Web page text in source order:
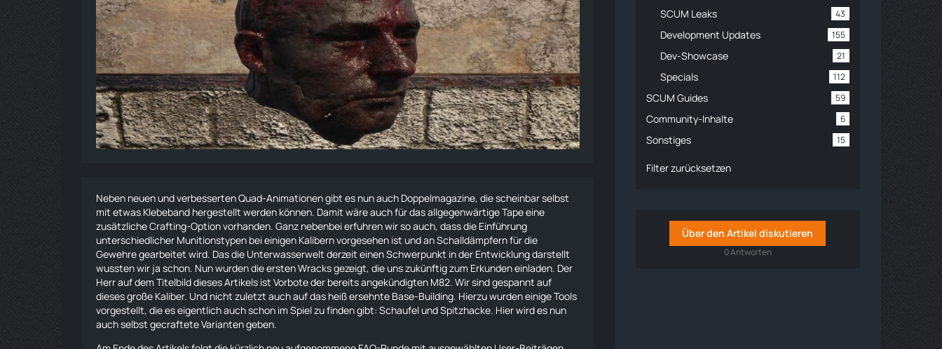
Neben neuen und verbesserten Quad-Animationen gibt es nun auch Doppelmagazine, die scheinbar selbst
mit etwas Klebeband hergestellt werden können. Damit wäre auch für das allgegenwärtige Tape eine
zusätzliche Crafting-Option vorhanden. Ganz nebenbei erfuhren wir so auch, dass die Einführung
unterschiedlicher Munitionstypen bei einigen Kalibern vorgesehen ist und an Schalldämpfern für die
Gewehregearbeitet wird. Das die Unterwasserwelt derzeit einen Schwerpunkt in der Entwicklung darstellt
wussten wir ja schon. Nun wurden die ersten Wracks gezeigt, die uns zukünftig zum Erkunden einladen. Der
Herr auf dem Titelbild dieses Artikels ist Vorbote der bereits angekündigten M82. Wir sind gespannt auf
dieses große Kaliber. Und nicht zuletzt auch auf das heiß ersehnte Base-Building. Hierzu wurden einige Tools
vorgestellt, die es eigentlich auch schon im Spiel zu finden gibt: Schaufel und Spitzhacke. Hier wird es nun
auch selbst gecraftete Varianten geben.
SCUM Leaks 43
Development Updates 155
Dev-Showcase 21
Specials 112
SCUM Guides 59
Community-Inhalte 6
Sonstiges 15
Filter zurücksetzen
Über den Artikel diskutieren
0 Antworten